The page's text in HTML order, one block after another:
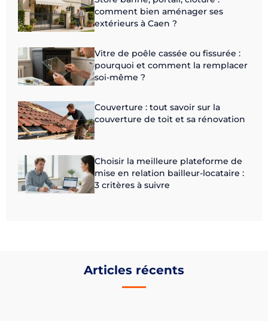
comment bien aménager ses
extérieurs à Caen ?
Vitre de poêle cassée ou fissurée :
pourquoi et comment la remplacer
soi-même ?
Couverture : tout savoir sur la
couverture de toit et sa rénovation
Choisir la meilleure plateforme de
mise en relation bailleur-locataire :
3 critères à suivre
Articles récents